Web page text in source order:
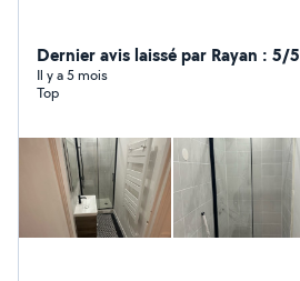
Dernier avis laissé par Rayan : 5/5
Il y a 5 mois
Top